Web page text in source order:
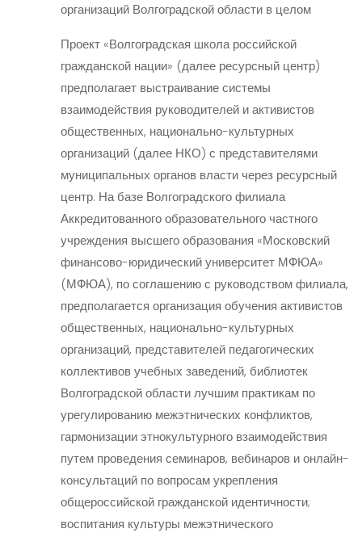
организаций Волгоградской области в целом
Проект «Волгоградская школа российской
гражданской нации» (далее ресурсный центр)
предполагает выстраивание системы
взаимодействия руководителей и активистов
общественных, национально-культурных
организаций (далее НКО) с представителями
муниципальных органов власти через ресурсный
центр. На базе Волгоградского филиала
Аккредитованного образовательного частного
учреждения высшего образования «Московский
финансово-юридический университет МФЮА»
(МФЮА), по соглашению с руководством филиала,
предполагается организация обучения активистов
общественных, национально-культурных
организаций, представителей педагогических
коллективов учебных заведений, библиотек
Волгоградской области лучшим практикам по
урегулированию межэтнических конфликтов,
гармонизации этнокультурного взаимодействия
путем проведения семинаров, вебинаров и онлайн-
консультаций по вопросам укрепления
общероссийской гражданской идентичности;
воспитания культуры межэтнического